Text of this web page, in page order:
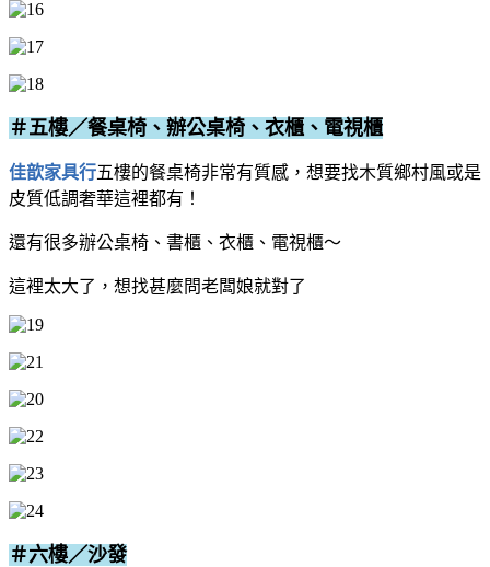
＃五樓／餐桌椅、辦公桌椅、衣櫃、電視櫃
佳歆家具行五樓的餐桌椅非常有質感，想要找木質鄉村風或是
皮質低調奢華這裡都有！
還有很多辦公桌椅、書櫃、衣櫃、電視櫃～
這裡太大了，想找甚麼問老闆娘就對了
＃六樓／沙發